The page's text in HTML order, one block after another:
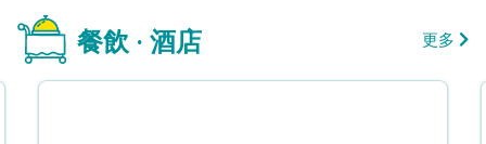
餐飲 · 酒店 更多